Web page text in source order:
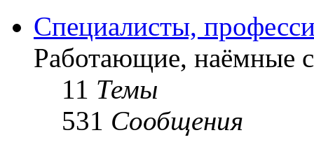
Специалисты,
Работающие, наёмные
11 Темы
531 Сообщения